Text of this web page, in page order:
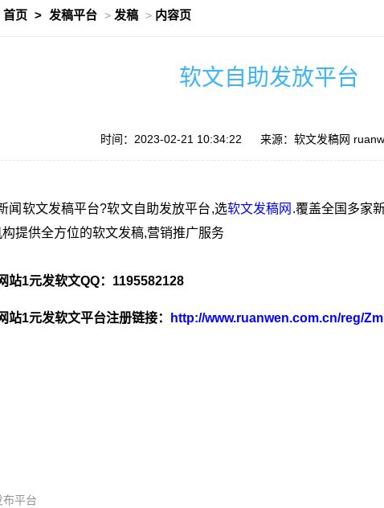
首页 > 发稿平台 > 发稿 > 内容页
软文自助发放平台
时间：2023-02-21 10:34:22 来源：软文发稿网
闻软文发稿平台?软文自助发放平台,选软文发稿网 .覆盖全国多家
构提供全方位的软文发稿,营销推广服务
站1元发软文QQ：1195582128
站1元发软文平台注册链接： http://www.ruanwen.com.cn/reg/
布平台